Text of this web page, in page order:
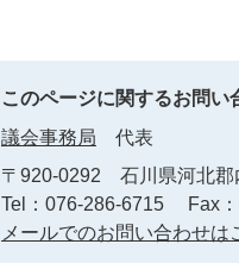
このページに関するお問い
議会事務局
代表
〒920-0292
石川県河北
Tel：076-286-6715
Fax
メールでのお問い合わせは